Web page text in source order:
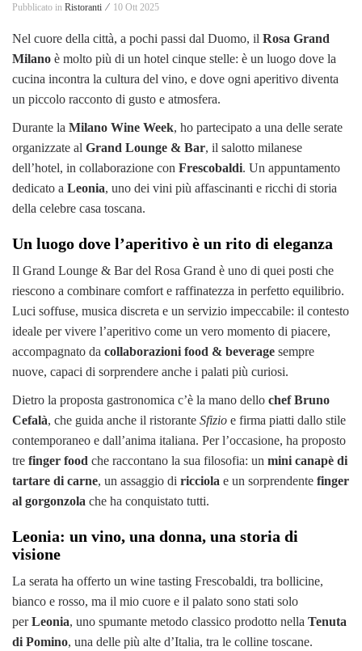
Pubblicato in Ristoranti ⁄ 10 Ott 2025
Nel cuore della città, a pochi passi dal Duomo, il Rosa Grand
Milano è molto più di un hotel cinque stelle: è un luogo dove la
cucina incontra la cultura del vino, e dove ogni aperitivo diventa
un piccolo racconto di gusto e atmosfera.
Durante la Milano Wine Week, ho partecipato a una delle serate
organizzate al Grand Lounge & Bar, il salotto milanese
dell’hotel, in collaborazione con Frescobaldi. Un appuntamento
dedicato a Leonia, uno dei vini più affascinanti e ricchi di storia
della celebre casa toscana.
Un luogo dove l’aperitivo è un rito di eleganza
Il Grand Lounge & Bar del Rosa Grand è uno di quei posti che
riescono a combinare comfort e raffinatezza in perfetto equilibrio.
Luci soffuse, musica discreta e un servizio impeccabile: il contesto
ideale per vivere l’aperitivo come un vero momento di piacere,
accompagnato da collaborazioni food & beverage sempre
nuove, capaci di sorprendere anche i palati più curiosi.
Dietro la proposta gastronomica c’è la mano dello chef Bruno
Cefalà, che guida anche il ristorante Sfizio e firma piatti dallo stile
contemporaneo e dall’anima italiana. Per l’occasione, ha proposto
tre finger food che raccontano la sua filosofia: un mini canapè di
tartare di carne, un assaggio di ricciola e un sorprendente finger
al gorgonzola che ha conquistato tutti.
Leonia: un vino, una donna, una storia di
visione
La serata ha offerto un wine tasting Frescobaldi, tra bollicine,
bianco e rosso, ma il mio cuore e il palato sono stati solo
perLeonia, uno spumante metodo classico prodotto nella Tenuta
di Pomino, una delle più alte d’Italia, tra le colline toscane.